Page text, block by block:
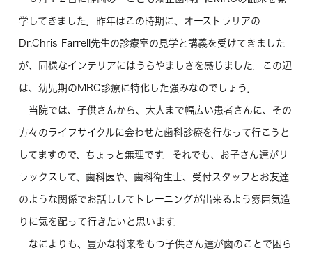
学してきました．昨年はこの時期に、オーストラリアの
Dr.Chris Farrell先生の診療室の見学と講義を受けてきました
が、同様なインテリアにはうらやましさを感じました．この辺
は、幼児期のMRC診療に特化した強みなのでしょう．
当院では、子供さんから、大人まで幅広い患者さんに、その
方々のライフサイクルに会わせた歯科診療を行なって行こうと
してますので、ちょっと無理です．それでも、お子さん達がリ
ラックスして、歯科医や、歯科衛生士、受付スタッフとお友達
のような関係でお話ししてトレーニングが出来るよう雰囲気造
りに気を配って行きたいと思います．
なによりも、豊かな将来をもつ子供さん達が歯のことで困ら